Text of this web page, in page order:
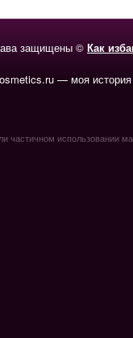
защищены © Как
— моя
частичном использовании